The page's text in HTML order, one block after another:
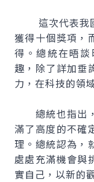
這次代表我國
獲得十個獎項，
得。總統在晤
趣，除了詳加垂
力，在科技的領
總統也指出，
滿了高度的不確
理。總統認為，
處處充滿機會與
實自己，以新的